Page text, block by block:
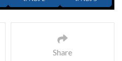
Share